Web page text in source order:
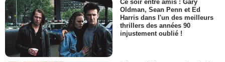
Ce soir entre amis : Gary
Oldman, Sean Penn et Ed
Harris dans l'un des meilleurs
thrillers des années 90
injustement oublié !